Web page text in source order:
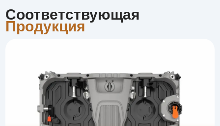
Соответствующая
Продукция